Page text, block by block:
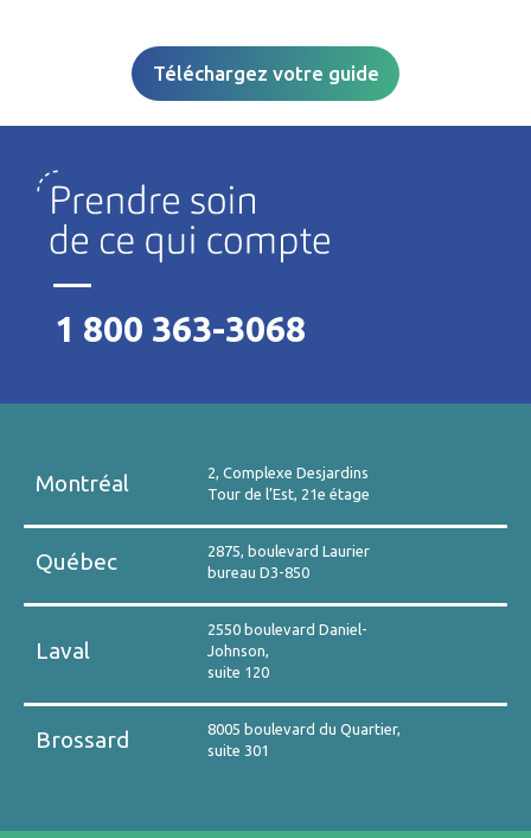
Téléchargez votre guide
1 800 363-3068
Montréal
2, Complexe Desjardins
Tour de l’Est, 21e étage
Québec
2875, boulevard Laurier
bureau D3-850
Laval
2550 boulevard Daniel-
Johnson,
suite 120
Brossard
8005 boulevard du Quartier,
suite 301